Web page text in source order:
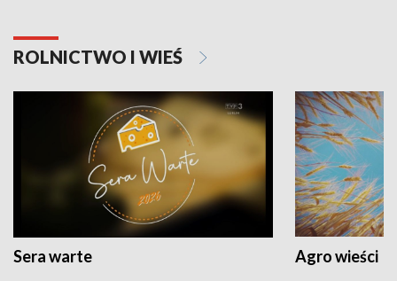
ROLNICTWO I WIEŚ
Sera warte Agro wieści